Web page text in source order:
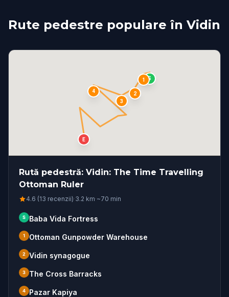
Rute pedestre populare în Vidin
S
1
2
3
4
E
Rută pedestră: Vidin: The Time Travelling
Ottoman Ruler
4.6 (13 recenzii)·3.2 km·~70 min
S Baba Vida Fortress
1 Ottoman Gunpowder Warehouse
2 Vidin synagogue
3 The Cross Barracks
4 Pazar Kapiya